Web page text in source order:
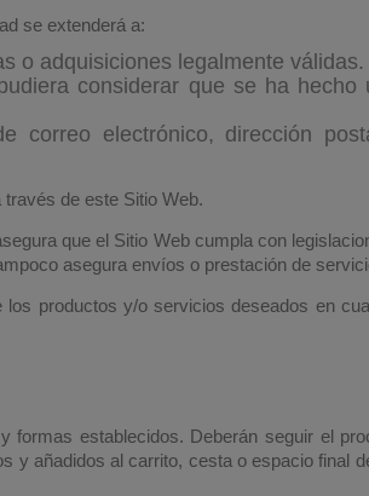
se extenderá a:
o adquisiciones legalmente válidas.
considerar que se ha
correo electrónico, dirección
de este Sitio Web.
que el Sitio Web cumpla con
asegura envíos o prestación de
productos y/o servicios deseados en
establecidos. Deberán seguir el
añadidos al carrito, cesta o espacio final